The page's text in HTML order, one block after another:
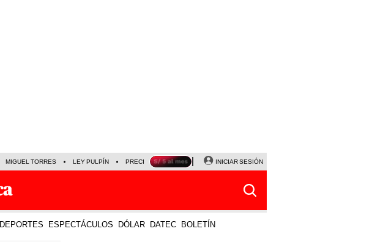
MIGUEL TORRES LEY PULPÍN PRECIO DEL DÓLAR CORTE DE LUZ VIERNES 7 DE AGOSTO
INICIAR SESIÓN
DEPORTES ESPECTÁCULOS DÓLAR DATEC BOLETÍN